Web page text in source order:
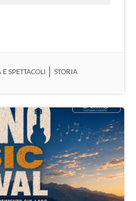
SPETTACOLI STORIA